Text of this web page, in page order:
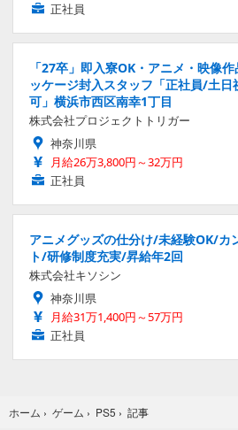
正社員
「27卒」即入寮OK・アニメ・映像
ッケージ封入スタッフ「正社員/土
可」横浜市西区南幸1丁目
株式会社プロジェクトトリガー
神奈川県
月給26万3,800円～32万円
正社員
アニメグッズの仕分け/未経験OK/カ
ト/研修制度充実/昇給年2回
株式会社キソシン
神奈川県
月給31万1,400円～57万円
正社員
ホーム › ゲーム › PS5 › 記事